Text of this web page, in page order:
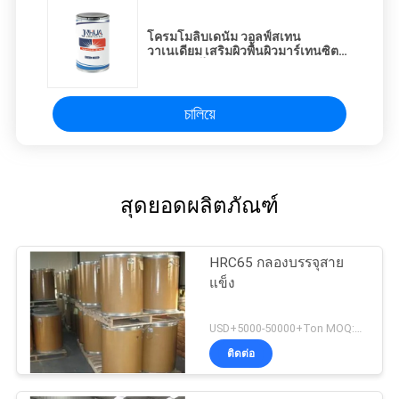
โครมโมลิบเดนัม วอลฟ์สเทน
วาเนเดียม เสริมผิวพื้นผิวมาร์เทนซิต
চালিয়ে
สุดยอดผลิตภัณฑ์
HRC65 กลองบรรจุสาย
แข็ง
USD+5000-50000+Ton MOQ:1 ตัน
ติดต่อ